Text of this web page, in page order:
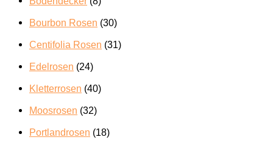
Bourbon Rosen (30)
Centifolia Rosen (31)
Edelrosen (24)
Kletterrosen (40)
Moosrosen (32)
Portlandrosen (18)